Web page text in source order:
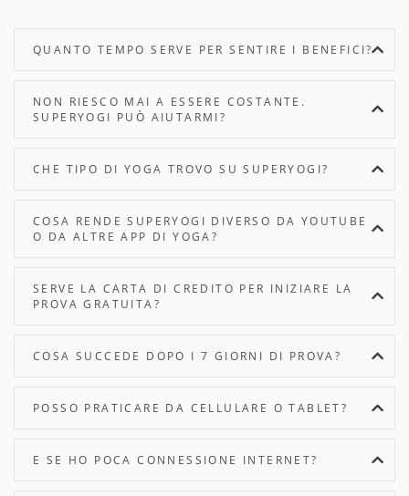
QUANTO TEMPO SERVE PER SENTIRE I BENEFICI?
NON RIESCO MAI A ESSERE COSTANTE.
SUPERYOGI PUÒ AIUTARMI?
CHE TIPO DI YOGA TROVO SU SUPERYOGI?
COSA RENDE SUPERYOGI DIVERSO DA YOUTUBE
O DA ALTRE APP DI YOGA?
SERVE LA CARTA DI CREDITO PER INIZIARE LA
PROVA GRATUITA?
COSA SUCCEDE DOPO I 7 GIORNI DI PROVA?
POSSO PRATICARE DA CELLULARE O TABLET?
E SE HO POCA CONNESSIONE INTERNET?